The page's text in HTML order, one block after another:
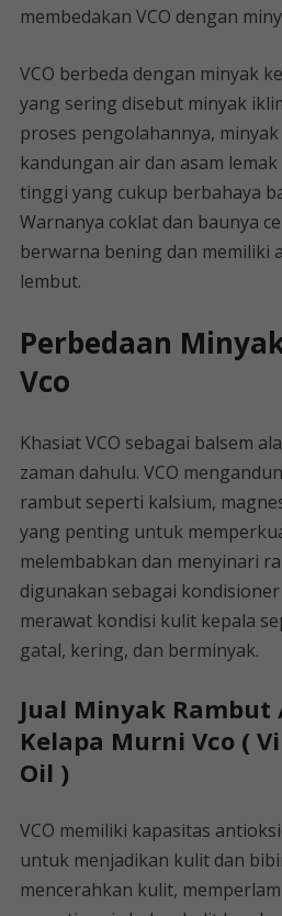
membedakan VCO dengan
VCO berbeda dengan minyak
yang sering disebut minyak
proses pengolahannya,
kandungan air dan asam
tinggi yang cukup berbahaya
Warnanya coklat dan baunya
berwarna bening dan memiliki
lembut.
Perbedaan
Vco
Khasiat VCO sebagai balsem
zaman dahulu. VCO
rambut seperti kalsium,
yang penting untuk
melembabkan dan menyinari
digunakan sebagai
merawat kondisi kulit kepala
gatal, kering, dan berminyak.
Jual Minyak
Kelapa Murni Vco (
Oil )
VCO memiliki kapasitas
untuk menjadikan kulit dan
mencerahkan kulit,